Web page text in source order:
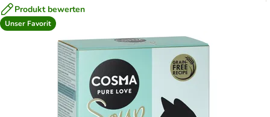
Produkt bewerten
Unser Favorit